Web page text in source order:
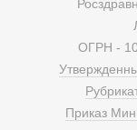
ОГРН -
Приказ